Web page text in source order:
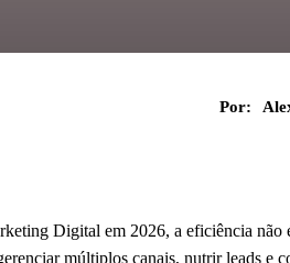
Por:
Digital em 2026, a eficiência não
múltiplos canais, nutrir leads e